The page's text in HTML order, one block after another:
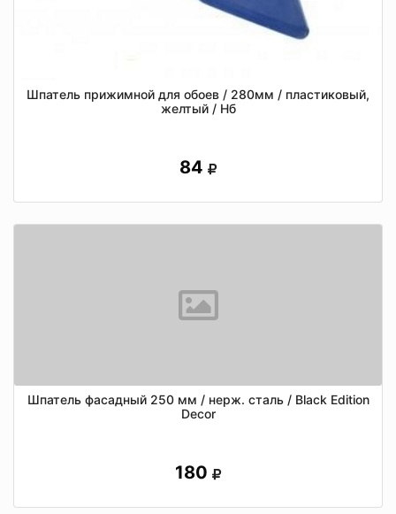
Шпатель прижимной для обоев / 280мм / пластиковый,
желтый / Нб
84
Шпатель фасадный 250 мм / нерж. сталь / Black Edition
Decor
180